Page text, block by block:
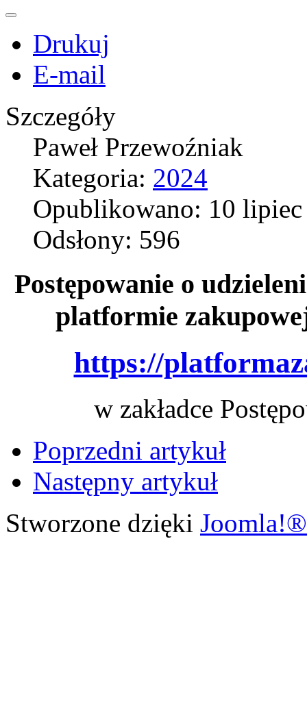
Drukuj
E-mail
Szczegóły
Paweł Przewoźniak
Kategoria: 2024
Opublikowano: 10
Odsłony: 596
Postępowanie o
platformie
https://
w zakładce
Poprzedni artykuł
Następny artykuł
Stworzone dzięki Joomla!®